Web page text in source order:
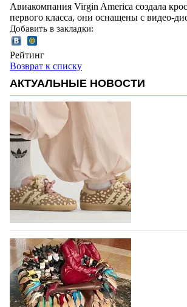
Авиакомпания Virgin America создала
первого класса, они оснащены с видео-
Добавить в закладки:
Рейтинг
Возврат к списку
АКТУАЛЬНЫЕ НОВОСТИ
Вышли новые кроссовки
принте, имитирующем шкуру
Использование анималистичных